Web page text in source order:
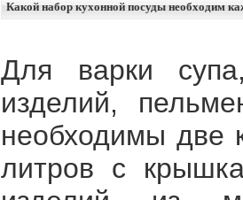
Какой набор кухонной посуды необходим
Для варки
изделий,
необходимы две
литров с